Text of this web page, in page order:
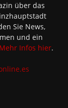
über das
Sie News,
und ein
Mehr Infos hier.